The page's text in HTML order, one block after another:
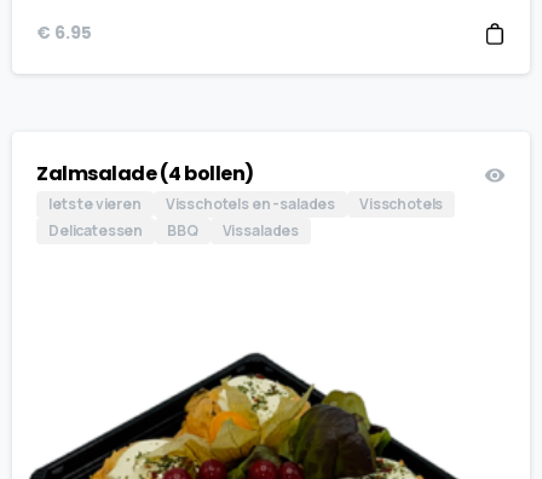
€ 6.95
Zalmsalade (4 bollen)
Iets te vieren Visschotels en -salades
Visschotels
Delicatessen
BBQ Vissalades